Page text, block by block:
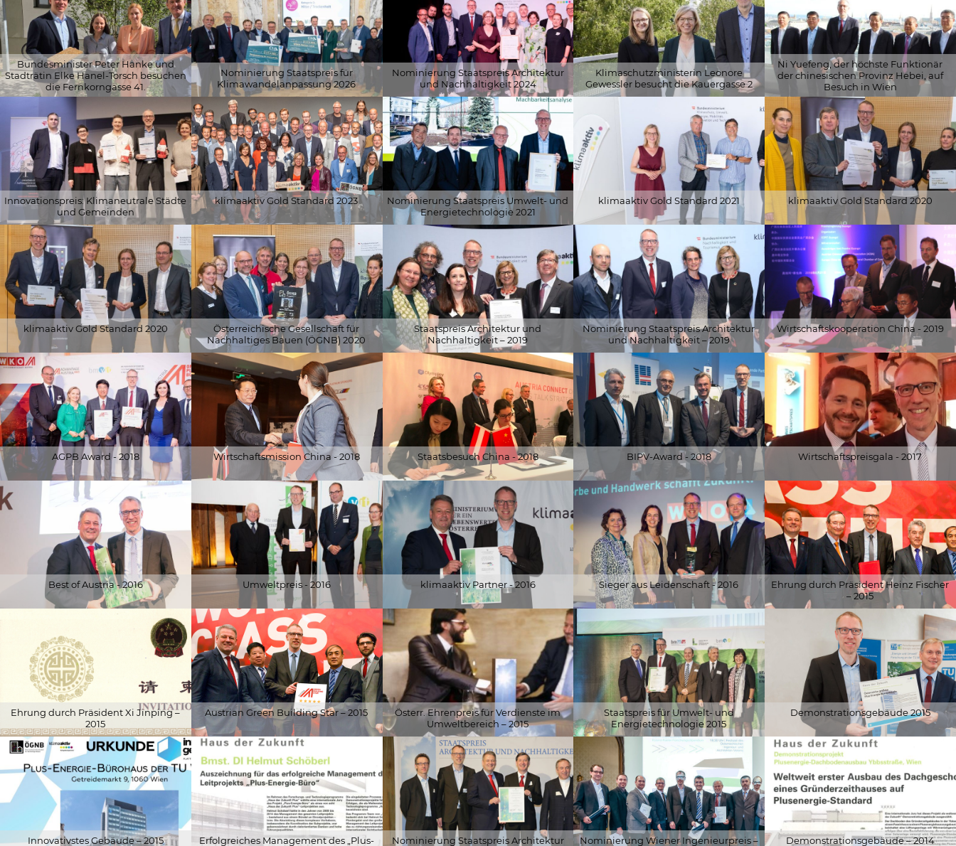
© 2026 Schöberl & Pöll GmbH
Bundesminister Peter Hanke und
Stadträtin Elke Hanel-Torsch besuchen
die Fernkorngasse 41.
© 2026 Klima- und Energiefonds
Nominierung Staatspreis für
Klimawandelanpassung 2026
© klimaaktiv/APA-Fotoservice/Leitner
Nominierung Staatspreis Architektur
und Nachhaltigkeit 2024
© Klima- und Energiefonds/APA-
Fotoservice/Leitner
Klimaschutzministerin Leonore
Gewessler besucht die Kauergasse 2
© Schöberl & Pöll GmbH
Ni Yuefeng, der höchste Funktionär
der chinesischen Provinz Hebei, auf
Besuch in Wien
© Anja Grundböck
Innovationspreis: Klimaneutrale Städte
und Gemeinden
© APA-Fotoservice/Juhasz (Ausschnitt)
klimaaktiv Gold Standard 2023
© BMK
Nominierung Staatspreis Umwelt- und
Energietechnologie 2021
© APA-Fotoservice/Ferlin-Fiedler
klimaaktiv Gold Standard 2021
© Alfred Arzt |
www.fotoundvideografie.com
klimaaktiv Gold Standard 2020
© Alfred Arzt |
www.fotoundvideografie.com
klimaaktiv Gold Standard 2020
© Alfred Arzt |
www.fotoundvideografie.com
Österreichische Gesellschaft für
Nachhaltiges Bauen (ÖGNB) 2020
© APA-Fotoservice/Schedl
Staatspreis Architektur und
Nachhaltigkeit – 2019
© Schöberl & Pöll GmbH
Nominierung Staatspreis Architektur
und Nachhaltigkeit – 2019
© Schöberl & Pöll GmbH
Wirtschaftskooperation China - 2019
© BMNT / Paul Gruber
AGPB Award - 2018
© WKÖ
Wirtschaftsmission China - 2018
© Enshen Li
Staatsbesuch China - 2018
© photogreissler.at
BIPV-Award - 2018
© Schöberl & Pöll GmbH
Wirtschaftspreisgala - 2017
© Robert Strasser
Best of Austria - 2016
© Helga Auer
Umweltpreis - 2016
© BMLFUW / Martin Hörmandinger
klimaaktiv Partner - 2016
© WKÖ Presseabteilung
Sieger aus Leidenschaft - 2016
© Schöberl & Pöll GmbH
Ehrung durch Präsident Heinz Fischer
– 2015
© Schöberl & Pöll GmbH
Ehrung durch Präsident Xi Jinping –
2015
© Schöberl & Pöll GmbH
Austrian Green Building Star – 2015
© österr. Botschaft in Peking
Österr. Ehrenpreis für Verdienste im
Umweltbereich – 2015
© Stefan Csáky
Staatspreis für Umwelt- und
Energietechnologie 2015
© Gisela Erlacher
Demonstrationsgebäude 2015
Innovativstes Gebäude – 2015 Erfolgreiches Management des „Plus- Nominierung Staatspreis Architektur Nominierung Wiener Ingenieurpreis – Demonstrationsgebäude – 2014